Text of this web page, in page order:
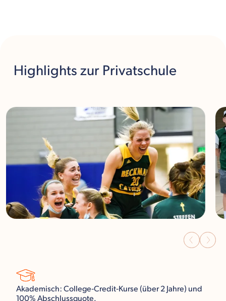
Highlights zur Privatschule
Akademisch: College‑Credit‑Kurse (über 2 Jahre) und
100% Abschlussquote.